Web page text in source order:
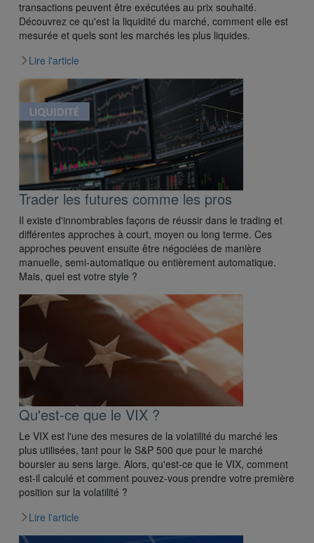
transactions peuvent être exécutées au prix souhaité.
Découvrez ce qu'est la liquidité du marché, comment elle est
mesurée et quels sont les marchés les plus liquides.
Lire l'article
Trader les futures comme les pros
Il existe d'innombrables façons de réussir dans le trading et
différentes approches à court, moyen ou long terme. Ces
approches peuvent ensuite être négociées de manière
manuelle, semi-automatique ou entièrement automatique.
Mais, quel est votre style ?
Qu'est-ce que le VIX ?
Le VIX est l'une des mesures de la volatilité du marché les
plus utilisées, tant pour le S&P 500 que pour le marché
boursier au sens large. Alors, qu'est-ce que le VIX, comment
est-il calculé et comment pouvez-vous prendre votre première
position sur la volatilité ?
Lire l'article